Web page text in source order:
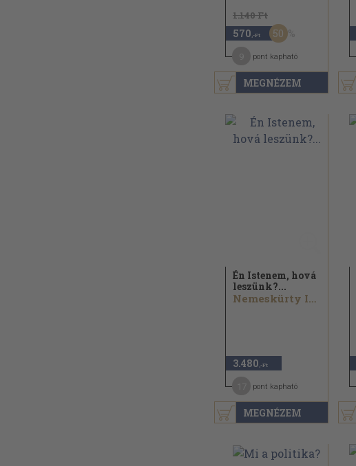
MEGNÉZEM
1.140 Ft
570 ,-Ft 50
pont kapható
MEGNÉZEM
Én Istenem, hová
leszünk?...
Nemeskürty István...
3.480 ,-Ft
pont kapható